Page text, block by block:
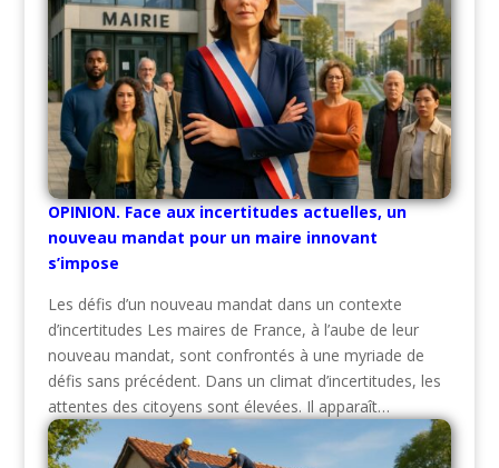
OPINION. Face aux incertitudes actuelles, un
nouveau mandat pour un maire innovant
s’impose
Les défis d’un nouveau mandat dans un contexte
d’incertitudes Les maires de France, à l’aube de leur
nouveau mandat, sont confrontés à une myriade de
défis sans précédent. Dans un climat d’incertitudes, les
attentes des citoyens sont élevées. Il apparaît…